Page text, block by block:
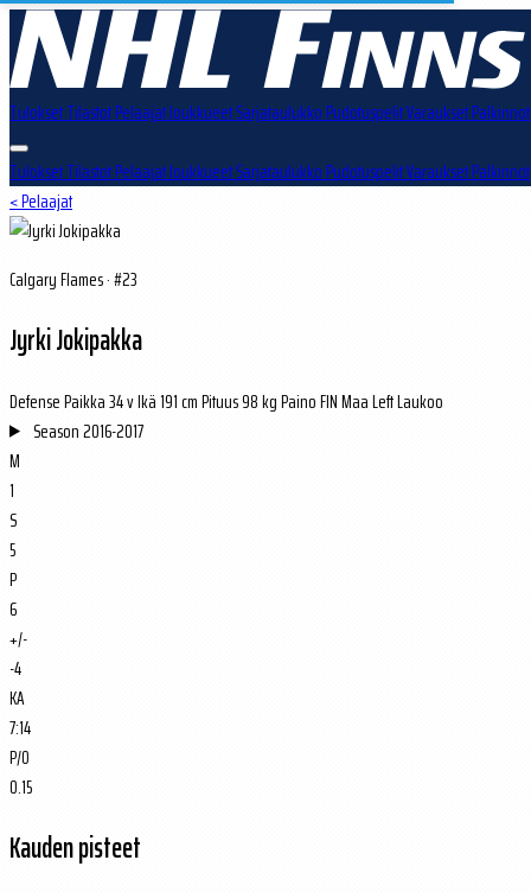
TuloksetTilastotPelaajatJoukkueetSarjataulukkoPudotuspelitVarauksetPalkinnot
TuloksetTilastotPelaajatJoukkueetSarjataulukkoPudotuspelitVarauksetPalkinnot
< Pelaajat
Calgary Flames · #23
Jyrki Jokipakka
DefensePaikka34 vIkä191 cmPituus98 kgPainoFINMaaLeftLaukoo
Season2016-2017
M
1
S
5
P
6
+/-
-4
KA
7:14
P/O
0.15
Kauden pisteet